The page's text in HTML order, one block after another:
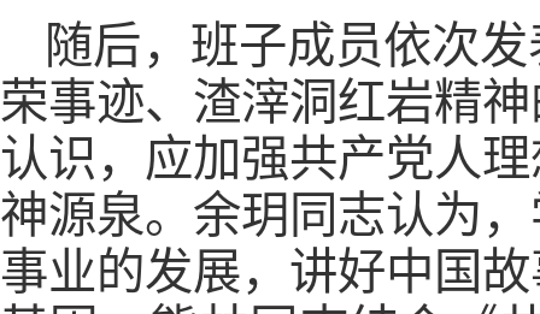
随后，班子成员依次
荣事迹、渣滓洞红岩精
认识，应加强共产党人
神源泉。余玥同志认为
事业的发展，讲好中国